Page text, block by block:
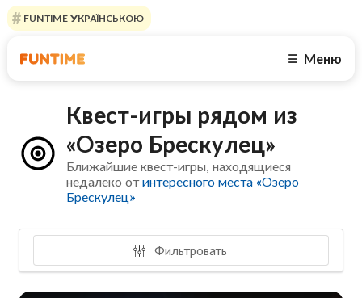
FUNTIME УКРАЇНСЬКОЮ
☰ Меню
Квест-игры рядом из
«Озеро Брескулец»
Ближайшие квест-игры, находящиеся
недалеко отинтересного места «Озеро
Брескулец»
Фильтровать